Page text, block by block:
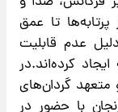
تا عمق
عدم قابلیت
کرده‌اند.در
گردان‌های
با حضور در